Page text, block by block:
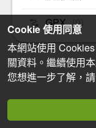
GPX (0)
Cookie 使用同意
本網站使用
關資料。繼續使用
您想進一步了解，